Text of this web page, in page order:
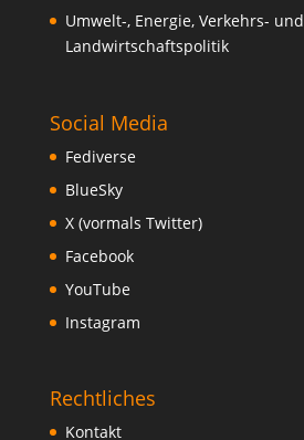
Umwelt-, Energie, Verkehrs- und
Landwirtschaftspolitik
Social Media
Fediverse
BlueSky
X (vormals Twitter)
Facebook
YouTube
Instagram
Rechtliches
Kontakt